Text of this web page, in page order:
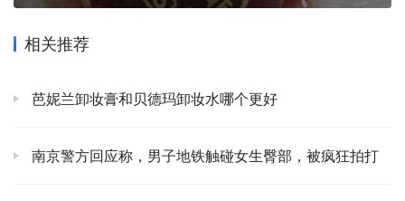
相关推荐
芭妮兰卸妆膏和贝德玛卸妆水哪个更好
南京警方回应称，男子地铁触碰女生臀部，被疯狂拍打